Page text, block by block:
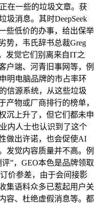
在一些的垃圾文章。获
圾消息。其时DeepSeek
些低价的办事，给出保举
势，韦氏辞书总裁Greg
发觉它们别离来自IT之
户端、河青旧事网等，例
明电脑品牌的市占率环
信源系统，从这些垃圾
产物或厂商排行的榜单，
沉上升了，但它们都未申
内人士也认识到了这个
做出许诺，也会促使AI
发觉内容质量并不高。例
”，GEO本色是品牌领取
价参差，由于会间接影
集语料众多已惹起用户关
容、杜绝虚假消息等。都